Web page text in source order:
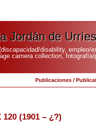
Jordán de Urríes
disability, empleo/
camera collection, fotografía/
Publicaciones /
(1901 – ¿?)